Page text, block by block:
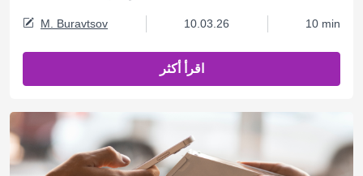
M. Buravtsov 10.03.26 10 min
اقرأ أكثر